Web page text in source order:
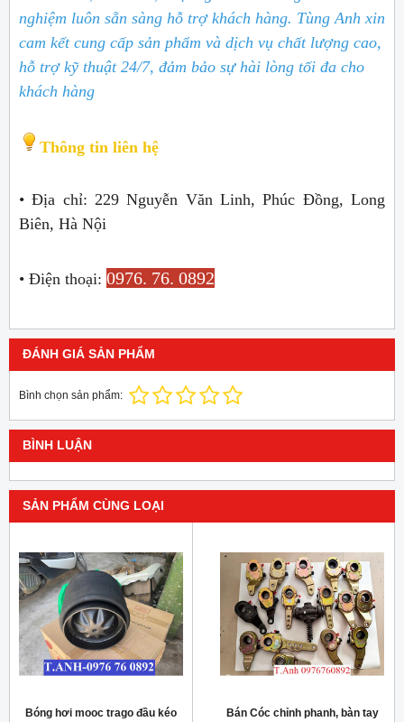
nghiệm luôn sẵn sàng hỗ trợ khách hàng. Tùng Anh xin
cam kết cung cấp sản phẩm và dịch vụ chất lượng cao,
hỗ trợ kỹ thuật 24/7, đảm bảo sự hài lòng tối đa cho
khách hàng
Thông tin liên hệ
• Địa chỉ: 229 Nguyễn Văn Linh, Phúc Đồng, Long
Biên, Hà Nội
• Điện thoại: 0976. 76. 0892
ĐÁNH GIÁ SẢN PHẨM
Bình chọn sản phẩm:
BÌNH LUẬN
SẢN PHẨM CÙNG LOẠI
Bóng hơi mooc trago đầu kéo
Bán Cóc chỉnh phanh, bàn tay